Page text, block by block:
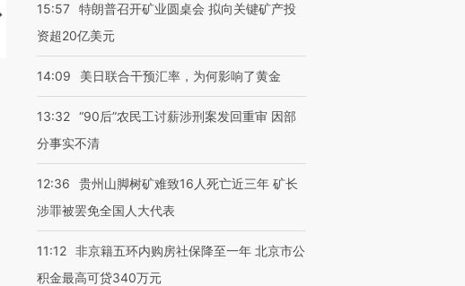
【推广】走进第四届链博
会，让数智科技“链”接产
【商旅对话】华住集团
15:57 特朗普召开矿业圆桌会 拟向关键矿产投
资超20亿美元
14:09 美日联合干预汇率，为何影响了黄金
13:32 “90后”农民工讨薪涉刑案发回重审 因部
分事实不清
12:36
贵州山脚树矿难致16人死亡近三年 矿长
涉罪被罢免全国人大代表
11:12 非京籍五环内购房社保降至一年 北京市公
积金最高可贷340万元